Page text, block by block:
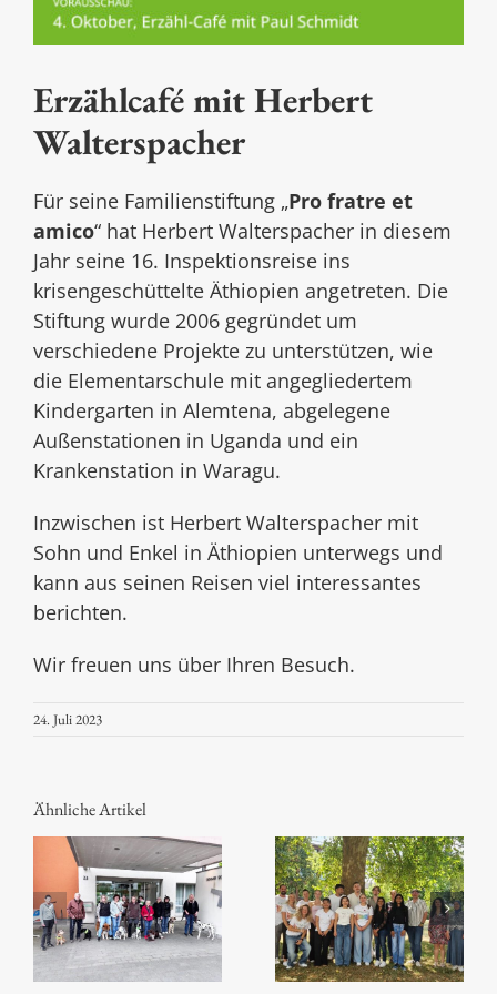
Erzählcafé mit Herbert
Walterspacher
Für seine Familienstiftung „Pro fratre et
amico“ hat Herbert Walterspacher in diesem
Jahr seine 16. Inspektionsreise ins
krisengeschüttelte Äthiopien angetreten. Die
Stiftung wurde 2006 gegründet um
verschiedene Projekte zu unterstützen, wie
die Elementarschule mit angegliedertem
Kindergarten in Alemtena, abgelegene
Außenstationen in Uganda und ein
Krankenstation in Waragu.
Inzwischen ist Herbert Walterspacher mit
Sohn und Enkel in Äthiopien unterwegs und
kann aus seinen Reisen viel interessantes
berichten.
Wir freuen uns über Ihren Besuch.
24. Juli 2023
Ähnliche Artikel